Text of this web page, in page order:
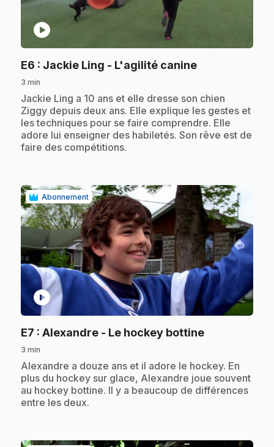
play_circle
E6 : Jackie Ling - L'agilité canine.
3 min
.Jackie Ling a 10 ans et elle dresse son chien
Ziggy depuis deux ans. Elle explique les gestes et
les techniques pour se faire comprendre. Elle
adore lui enseigner des habiletés. Son rêve est de
faire des compétitions.
Abonnement
play_circle
E7 : Alexandre - Le hockey bottine.
3 min
.Alexandre a douze ans et il adore le hockey. En
plus du hockey sur glace, Alexandre joue souvent
au hockey bottine. Il y a beaucoup de différences
entre les deux.